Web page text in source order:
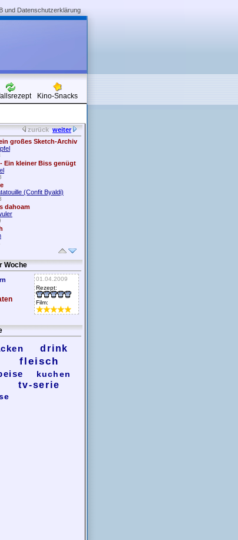
und Datenschutzerklärung
Kino-Snacks
zurück weiter
großes Sketch-Archiv
Ein kleiner Biss genügt
(Confit Byaldi)
dahoam
Woche
01.04.2009
Rezept:
Film:
drink
fleisch
kuchen
tv-serie